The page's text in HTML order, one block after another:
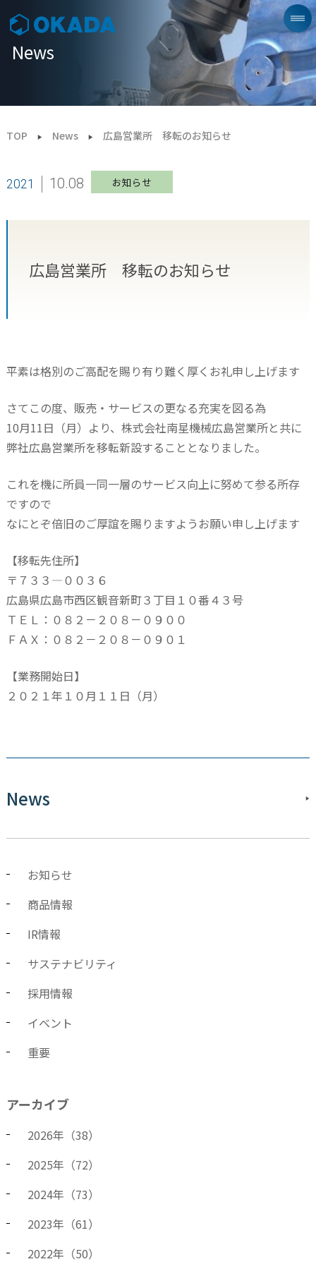
News
TOP News 広島営業所 移転のお知らせ
2021 10.08 お知らせ
広島営業所 移転のお知らせ
平素は格別のご高配を賜り有り難く厚くお礼申し上げます
さてこの度、販売・サービスの更なる充実を図る為
10月11日（月）より、株式会社南星機械広島営業所と共に
弊社広島営業所を移転新設することとなりました。
これを機に所員一同一層のサービス向上に努めて参る所存
ですので
なにとぞ倍旧のご厚誼を賜りますようお願い申し上げます
【移転先住所】
〒７３３―００３６
広島県広島市西区観音新町３丁目１０番４３号
ＴＥＬ：０８２－２０８－０９００
ＦＡＸ：０８２－２０８－０９０１
【業務開始日】
２０２１年１０月１１日（月）
News
お知らせ
商品情報
IR情報
サステナビリティ
採用情報
イベント
重要
アーカイブ
2026年（38）
2025年（72）
2024年（73）
2023年（61）
2022年（50）